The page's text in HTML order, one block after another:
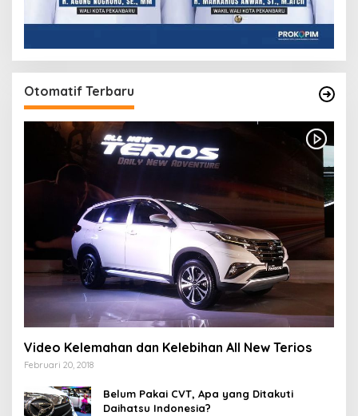
Otomatif Terbaru
Video Kelemahan dan Kelebihan All New Terios
Februari 20, 2018
Belum Pakai CVT, Apa yang Ditakuti
Daihatsu Indonesia?